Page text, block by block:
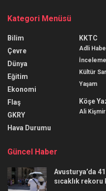
Kategori Menüsü
Bilim
Çevre
Dünya
Eğitim
Ekonomi
Flaş
GKRY
Hava Durumu
KKTC
Adli
İnceleme
Kültür
Yaşam
Köşe
Ali Kişmir
Güncel Haber
Avusturya’da
sıcaklık rekoru